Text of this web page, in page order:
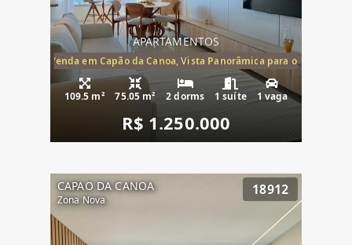
APARTAMENTOS
Mar à Venda em Capão da Canoa, Vista Panorâmica para o Mar, 2
109.5 m² 75.05 m² 2 dorms 1 suíte 1 vaga
R$ 1.250.000
CAPAO DA CANOA
Zona Nova
18912